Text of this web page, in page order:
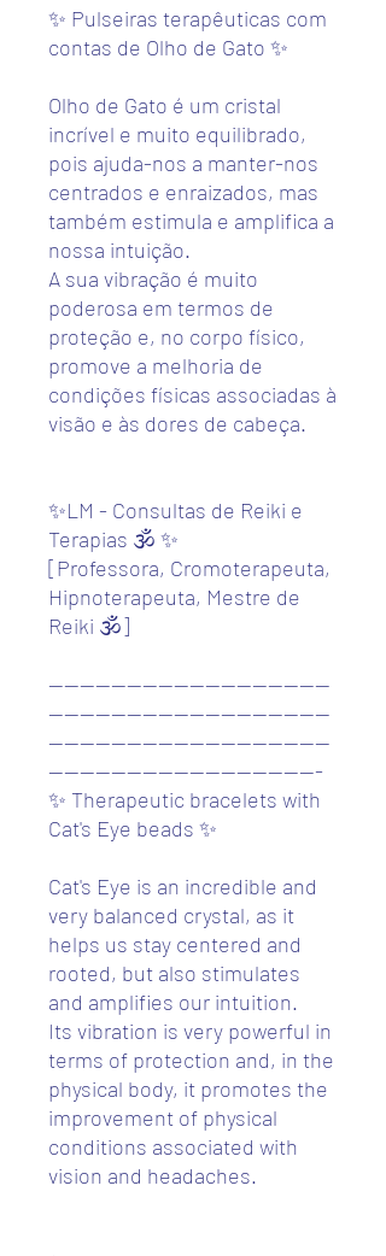
✨ Pulseiras terapêuticas com
contas de Olho de Gato ✨
Olho de Gato é um cristal
incrível e muito equilibrado,
pois ajuda-nos a manter-nos
centrados e enraizados, mas
também estimula e amplifica a
nossa intuição.
A sua vibração é muito
poderosa em termos de
proteção e, no corpo físico,
promove a melhoria de
condições físicas associadas à
visão e às dores de cabeça.
✨LM - Consultas de Reiki e
Terapias 🕉️ ✨
[Professora, Cromoterapeuta,
Hipnoterapeuta, Mestre de
Reiki 🕉️]
------------------------------------
------------------------------------
------------------------------------
-----------------------------------
✨ Therapeutic bracelets with
Cat's Eye beads ✨
Cat's Eye is an incredible and
very balanced crystal, as it
helps us stay centered and
rooted, but also stimulates
and amplifies our intuition.
Its vibration is very powerful in
terms of protection and, in the
physical body, it promotes the
improvement of physical
conditions associated with
vision and headaches.